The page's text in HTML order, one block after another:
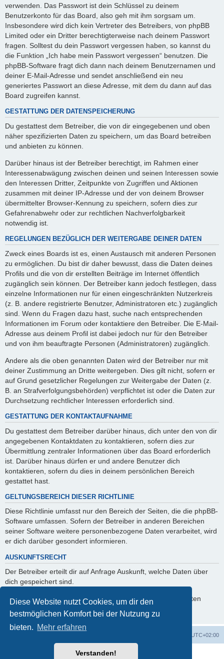
Diese Website nutzt Cookies, um dir den
bestmöglichen Komfort bei der Nutzung zu
bieten. Mehr erfahren
Verstanden!
verwenden. Das Passwort ist dein Schlüssel zu deinem
Benutzerkonto für das Board, also geh mit ihm sorgsam um.
Insbesondere wird dich kein Vertreter des Betreibers, von phpBB
Limited oder ein Dritter berechtigterweise nach deinem Passwort
fragen. Solltest du dein Passwort vergessen haben, so kannst du
die Funktion „Ich habe mein Passwort vergessen“ benutzen. Die
phpBB-Software fragt dich dann nach deinem Benutzernamen und
deiner E-Mail-Adresse und sendet anschließend ein neu
generiertes Passwort an diese Adresse, mit dem du dann auf das
Board zugreifen kannst.
GESTATTUNG DER DATENSPEICHERUNG
Du gestattest dem Betreiber, die von dir eingegebenen und oben
näher spezifizierten Daten zu speichern, um das Board betreiben
und anbieten zu können.
Darüber hinaus ist der Betreiber berechtigt, im Rahmen einer
Interessenabwägung zwischen deinen und seinen Interessen sowie
den Interessen Dritter, Zeitpunkte von Zugriffen und Aktionen
zusammen mit deiner IP-Adresse und der von deinem Browser
übermittelter Browser-Kennung zu speichern, sofern dies zur
Gefahrenabwehr oder zur rechtlichen Nachverfolgbarkeit
notwendig ist.
REGELUNGEN BEZÜGLICH DER WEITERGABE DEINER DATEN
Zweck eines Boards ist es, einen Austausch mit anderen Personen
zu ermöglichen. Du bist dir daher bewusst, dass die Daten deines
Profils und die von dir erstellten Beiträge im Internet öffentlich
zugänglich sein können. Der Betreiber kann jedoch festlegen, dass
einzelne Informationen nur für einen eingeschränkten Nutzerkreis
(z. B. andere registrierte Benutzer, Administratoren etc.) zugänglich
sind. Wenn du Fragen dazu hast, suche nach entsprechenden
Informationen im Forum oder kontaktiere den Betreiber. Die E-Mail-
Adresse aus deinem Profil ist dabei jedoch nur für den Betreiber
und von ihm beauftragte Personen (Administratoren) zugänglich.
Andere als die oben genannten Daten wird der Betreiber nur mit
deiner Zustimmung an Dritte weitergeben. Dies gilt nicht, sofern er
auf Grund gesetzlicher Regelungen zur Weitergabe der Daten (z.
B. an Strafverfolgungsbehörden) verpflichtet ist oder die Daten zur
Durchsetzung rechtlicher Interessen erforderlich sind.
GESTATTUNG DER KONTAKTAUFNAHME
Du gestattest dem Betreiber darüber hinaus, dich unter den von dir
angegebenen Kontaktdaten zu kontaktieren, sofern dies zur
Übermittlung zentraler Informationen über das Board erforderlich
ist. Darüber hinaus dürfen er und andere Benutzer dich
kontaktieren, sofern du dies in deinem persönlichen Bereich
gestattet hast.
GELTUNGSBEREICH DIESER RICHTLINIE
Diese Richtlinie umfasst nur den Bereich der Seiten, die die phpBB-
Software umfassen. Sofern der Betreiber in anderen Bereichen
seiner Software weitere personenbezogene Daten verarbeitet, wird
er dich darüber gesondert informieren.
AUSKUNFTSRECHT
Der Betreiber erteilt dir auf Anfrage Auskunft, welche Daten über
dich gespeichert sind.
Du kannst jederzeit die Löschung bzw. Sperrung deiner Daten
verlangen. Kontaktiere hierzu bitte den Betreiber.
UTC+02:00
Powered byphpBB® Forum Software © phpBB Limited